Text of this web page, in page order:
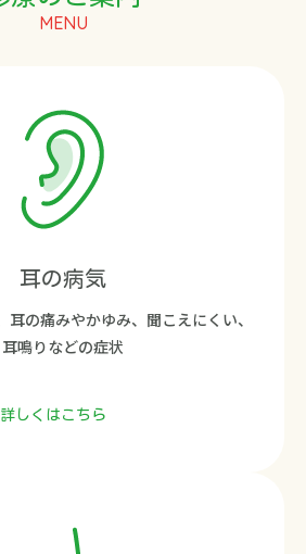
MENU
耳の病気
耳の痛みやかゆみ、聞こえにくい、
耳鳴りなどの症状
詳しくはこちら